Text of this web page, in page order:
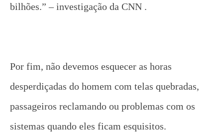
bilhões.” – investigação da CNN .
Por fim, não devemos esquecer as horas
desperdiçadas do homem com telas quebradas,
passageiros reclamando ou problemas com os
sistemas quando eles ficam esquisitos.